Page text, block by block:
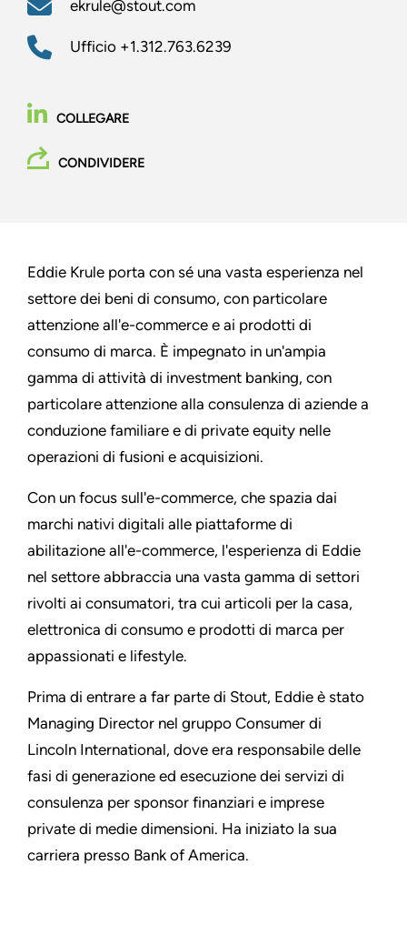
ekrule@stout.com
Ufficio +1.312.763.6239
COLLEGARE
CONDIVIDERE
Eddie Krule porta con sé una vasta esperienza nel
settore dei beni di consumo, con particolare
attenzione all'e-commerce e ai prodotti di
consumo di marca. È impegnato in un'ampia
gamma di attività di investment banking, con
particolare attenzione alla consulenza di aziende a
conduzione familiare e di private equity nelle
operazioni di fusioni e acquisizioni.
Con un focus sull'e-commerce, che spazia dai
marchi nativi digitali alle piattaforme di
abilitazione all'e-commerce, l'esperienza di Eddie
nel settore abbraccia una vasta gamma di settori
rivolti ai consumatori, tra cui articoli per la casa,
elettronica di consumo e prodotti di marca per
appassionati e lifestyle.
Prima di entrare a far parte di Stout, Eddie è stato
Managing Director nel gruppo Consumer di
Lincoln International, dove era responsabile delle
fasi di generazione ed esecuzione dei servizi di
consulenza per sponsor finanziari e imprese
private di medie dimensioni. Ha iniziato la sua
carriera presso Bank of America.